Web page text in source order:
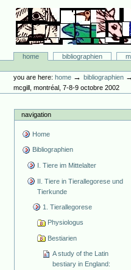
content.
navigation
Bibliographie-Portal
Sectionshome bibliographien
tools
you are here: home →bibliographien
mcgill, montréal, 7-8-9 octobre 2002
navigation
Home
Bibliographien
I. Tiere im Mittelalter
II. Tiere in Tierallegorese und
Tierkunde
1. Tierallegorese
Physiologus
Bestiarien
A study of the Latin
bestiary in England: